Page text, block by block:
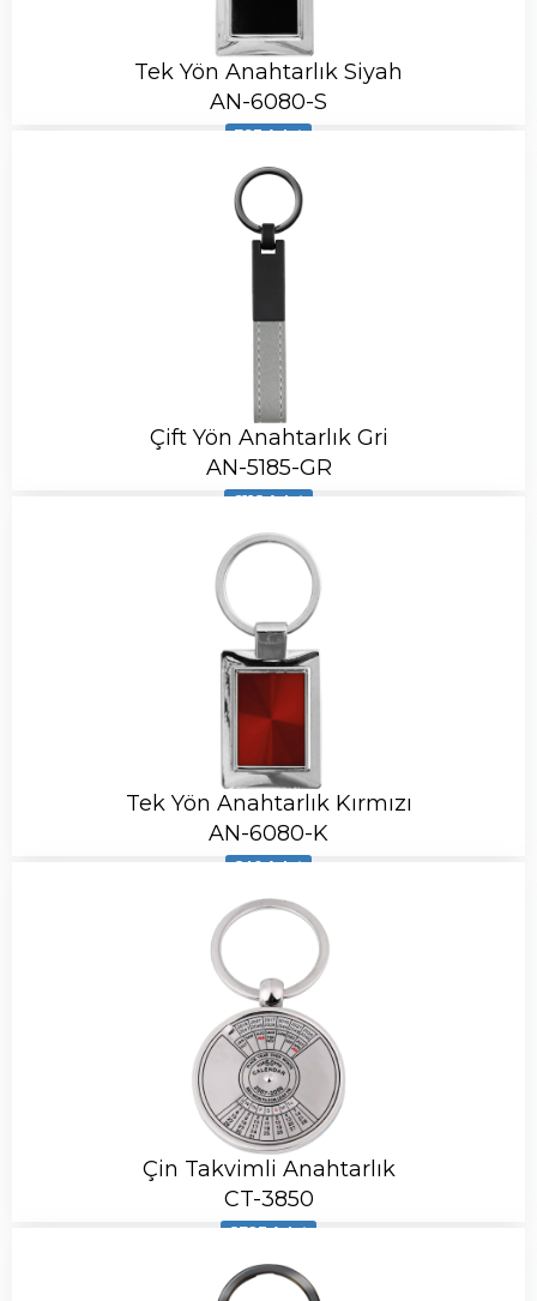
Tek Yön Anahtarlık Siyah
AN-6080-S
793 Adet
Çift Yön Anahtarlık Gri
AN-5185-GR
6118 Adet
Tek Yön Anahtarlık Kırmızı
AN-6080-K
840 Adet
Çin Takvimli Anahtarlık
CT-3850
8723 Adet